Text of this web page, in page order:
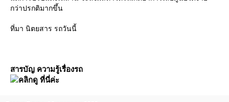
กว่าปรกติมากขึ้น
ที่มา นิตยสาร รถวันนี้
สารบัญ ความรู้เรื่องรถ
คลิกดู ที่นี่ค่ะ